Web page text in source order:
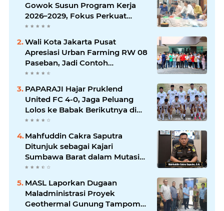
Gowok Susun Program Kerja
2026–2029, Fokus Perkuat
Dakwah dan Pelayanan Umat
Wali Kota Jakarta Pusat
Apresiasi Urban Farming RW 08
Paseban, Jadi Contoh
Ketahanan Pangan dan Edukasi
PAPARAJI Hajar Pruklend
United FC 4-0, Jaga Peluang
Lolos ke Babak Berikutnya di
Turnamen 165 Cup HKBP
Mahfuddin Cakra Saputra
Ditunjuk sebagai Kajari
Sumbawa Barat dalam Mutasi
Kejaksaan Agung
MASL Laporkan Dugaan
Maladministrasi Proyek
Geothermal Gunung Tampomas